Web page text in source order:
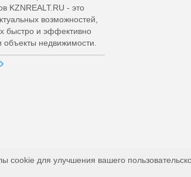
KZNREALT.RU - это
возможностей,
быстро и эффективно
объекты недвижимости.
cookie для улучшения вашего